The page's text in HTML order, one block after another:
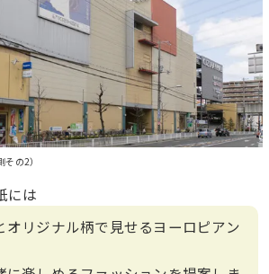
の2）
には
オリジナル柄で見せるヨーロピアン